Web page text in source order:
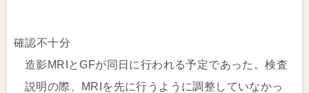
確認不十分
造影MRIとGFが同日に行われる予定であった。検査
説明の際、MRIを先に行うように調整していなかっ